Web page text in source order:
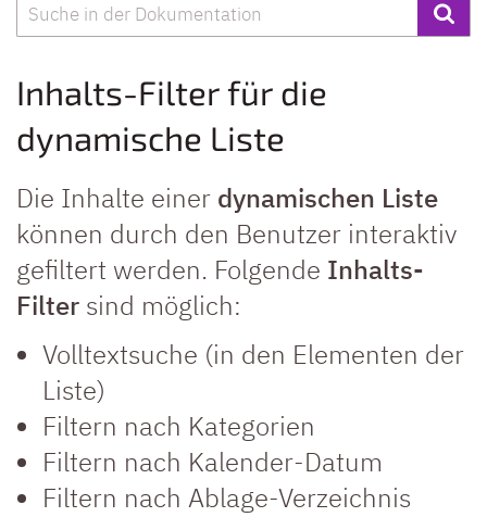
Inhalts-Filter für die
dynamische Liste
Die Inhalte einer dynamischen Liste
können durch den Benutzer interaktiv
gefiltert werden. Folgende Inhalts-
Filter sind möglich:
Volltextsuche (in den Elementen der
Liste)
Filtern nach Kategorien
Filtern nach Kalender-Datum
Filtern nach Ablage-Verzeichnis